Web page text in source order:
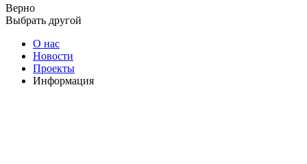
Верно
Выбрать другой
О нас
Новости
Проекты
Информация